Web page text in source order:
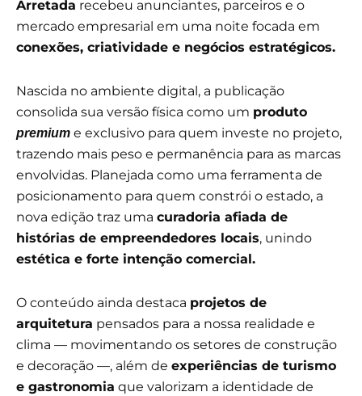
Arretada recebeu anunciantes, parceiros e o
mercado empresarial em uma noite focada em
conexões, criatividade e negócios estratégicos.
Nascida no ambiente digital, a publicação
consolida sua versão física como um produto
premium e exclusivo para quem investe no projeto,
trazendo mais peso e permanência para as marcas
envolvidas. Planejada como uma ferramenta de
posicionamento para quem constrói o estado, a
nova edição traz uma curadoria afiada de
histórias de empreendedores locais, unindo
estética e forte intenção comercial.
O conteúdo ainda destaca projetos de
arquitetura pensados para a nossa realidade e
clima — movimentando os setores de construção
e decoração —, além de experiências de turismo
e gastronomia que valorizam a identidade de